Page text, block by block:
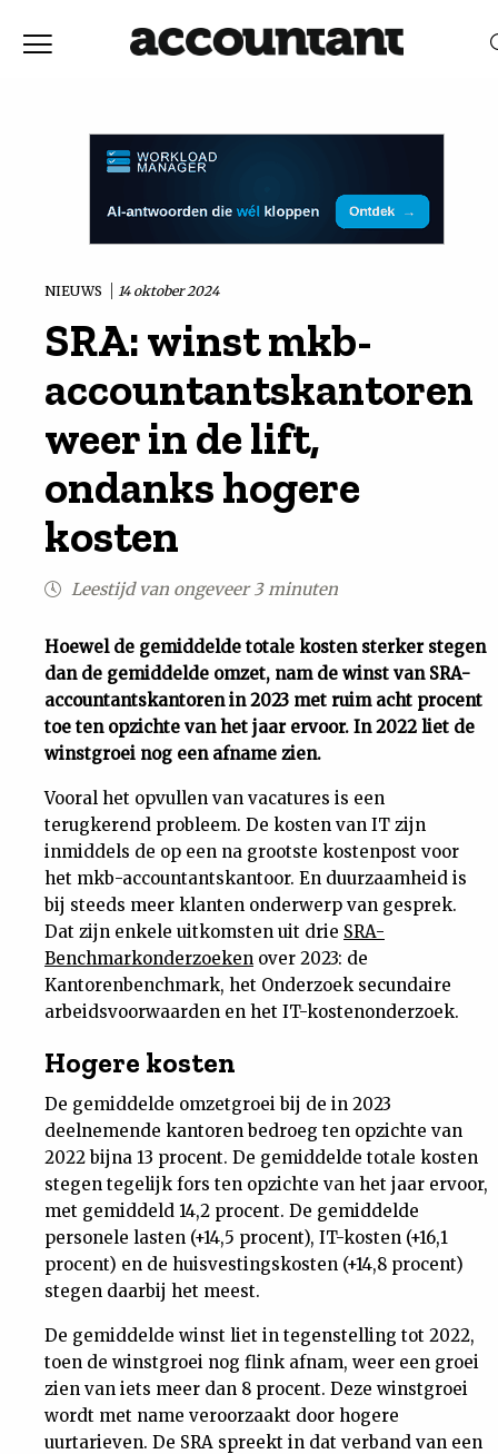
Vaktechniek
Achtergrond
Feiten
Cijfers
Magazine
Podcast
Dossiers
Nieuwsbrief
Contact
NIEUWS 14 oktober 2024
SRA: winst mkb-
accountantskantoren
weer in de lift,
ondanks hogere
kosten
Leestijd van ongeveer 3 minuten
Hoewel de gemiddelde totale kosten sterker stegen
dan de gemiddelde omzet, nam de winst van SRA-
accountantskantoren in 2023 met ruim acht procent
toe ten opzichte van het jaar ervoor. In 2022 liet de
winstgroei nog een afname zien.
Vooral het opvullen van vacatures is een
terugkerend probleem. De kosten van IT zijn
inmiddels de op een na grootste kostenpost voor
het mkb-accountantskantoor. En duurzaamheid is
bij steeds meer klanten onderwerp van gesprek.
Dat zijn enkele uitkomsten uit drie SRA-
Benchmarkonderzoeken over 2023: de
Kantorenbenchmark, het Onderzoek secundaire
arbeidsvoorwaarden en het IT-kostenonderzoek.
Hogere kosten
De gemiddelde omzetgroei bij de in 2023
deelnemende kantoren bedroeg ten opzichte van
2022 bijna 13 procent. De gemiddelde totale kosten
stegen tegelijk fors ten opzichte van het jaar ervoor,
met gemiddeld 14,2 procent. De gemiddelde
personele lasten (+14,5 procent), IT-kosten (+16,1
procent) en de huisvestingskosten (+14,8 procent)
stegen daarbij het meest.
De gemiddelde winst liet in tegenstelling tot 2022,
toen de winstgroei nog flink afnam, weer een groei
zien van iets meer dan 8 procent. Deze winstgroei
wordt met name veroorzaakt door hogere
uurtarieven. De SRA spreekt in dat verband van een